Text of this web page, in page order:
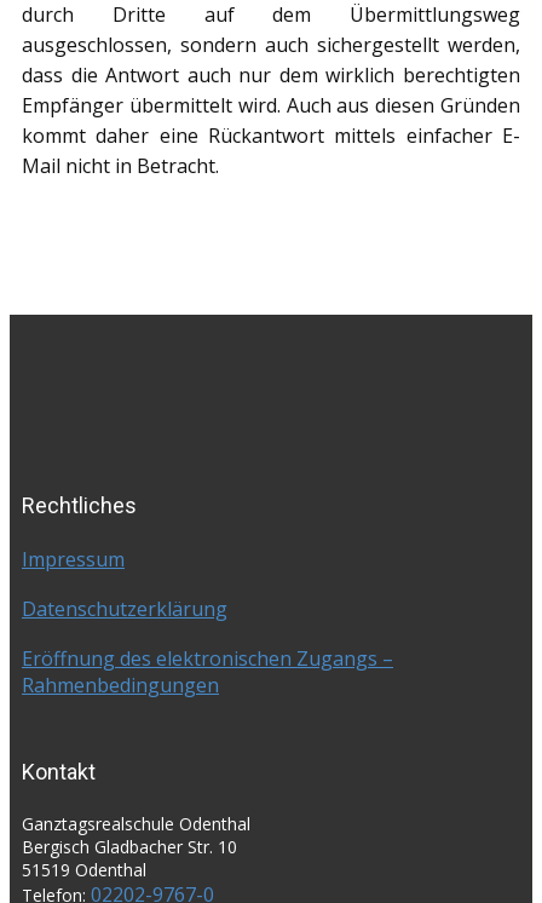
durch Dritte auf dem Übermittlungsweg
ausgeschlossen, sondern auch sichergestellt werden,
dass die Antwort auch nur dem wirklich berechtigten
Empfänger übermittelt wird. Auch aus diesen Gründen
kommt daher eine Rückantwort mittels einfacher E-
Mail nicht in Betracht.
Rechtliches
Impressum
Datenschutzerklärung
Eröffnung des elektronischen Zugangs –
Rahmenbedingungen
Kontakt
Ganztagsrealschule Odenthal
Bergisch Gladbacher Str. 10
51519 Odenthal
Telefon: 02202-9767-0